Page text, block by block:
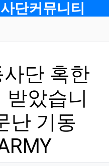
단커뮤니티
단 혹한
받았습니
난 기동